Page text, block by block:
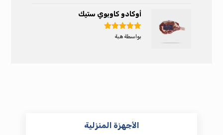
أوكادو كاوبوي ستيك
تم التقييم
بواسطة هبة
الأجهزة المنزلية